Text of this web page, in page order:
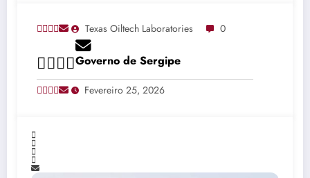
Texas Oiltech Laboratories 0
Governo de Sergipe
Fevereiro 25, 2026